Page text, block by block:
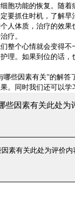
胞功能的恢复。随
要抓住时机，了解早
体质，治疗的效果
疗。
个心情就会变得不
理。如果到位的话
因素有关”的解答
。同时我们还可以学
些因素有关此处为
素有关此处为评价